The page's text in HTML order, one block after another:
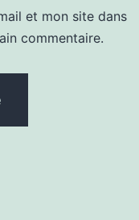
et mon site dans
commentaire.